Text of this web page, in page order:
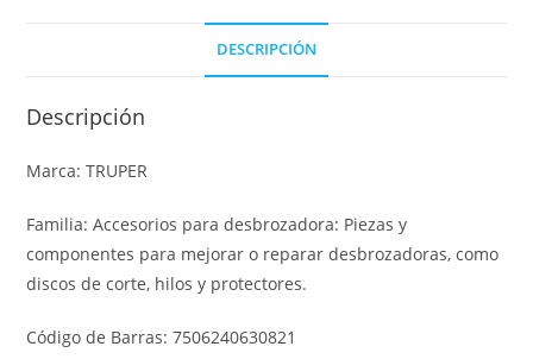
DESCRIPCIÓN
Descripción
Marca: TRUPER
Familia: Accesorios para desbrozadora: Piezas y
componentes para mejorar o reparar desbrozadoras, como
discos de corte, hilos y protectores.
Código de Barras: 7506240630821